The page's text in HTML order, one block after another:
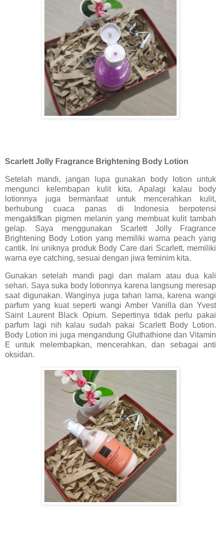
Scarlett Jolly Fragrance Brightening Body Lotion
Setelah mandi, jangan lupa gunakan body lotion untuk
mengunci kelembapan kulit kita. Apalagi kalau body
lotionnya juga bermanfaat untuk mencerahkan kulit,
berhubung cuaca panas di Indonesia berpotensi
mengaktifkan pigmen melanin yang membuat kulit tambah
gelap. Saya menggunakan Scarlett Jolly Fragrance
Brightening Body Lotion yang memiliki warna peach yang
cantik. Ini uniknya produk Body Care dari Scarlett, memiliki
warna eye catching, sesuai dengan jiwa feminim kita.
Gunakan setelah mandi pagi dan malam atau dua kali
sehari. Saya suka body lotionnya karena langsung meresap
saat digunakan. Wanginya juga tahan lama, karena wangi
parfum yang kuat seperti wangi Amber Vanilla dan Yvest
Saint Laurent Black Opium. Sepertinya tidak perlu pakai
parfum lagi nih kalau sudah pakai Scarlett Body Lotion.
Body Lotion ini juga mengandung Gluthathione dan Vitamin
E untuk melembapkan, mencerahkan, dan sebagai anti
oksidan.